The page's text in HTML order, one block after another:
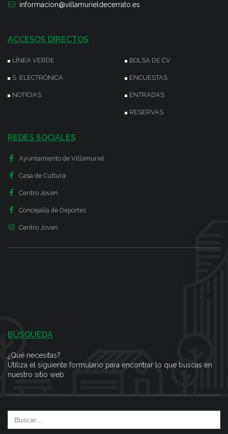
informacion@villamurieldecerrato.es
ACCESOS DIRECTOS
LÍNEA VERDE
S. ELECTRÓNICA
NOTICIAS
BOLSA DE CV
ENCUESTAS
ENTRADAS
RESERVAS
REDES SOCIALES
Ayuntamiento de Villamuriel
Casa de Cultura
Centro Joven
Concejalía de Deportes
Centro Joven
BÚSQUEDA
¿Qué necesitas?
Utiliza el siguiente formulario para encontrar lo que buscas en
nuestro sitio web
Search
for: